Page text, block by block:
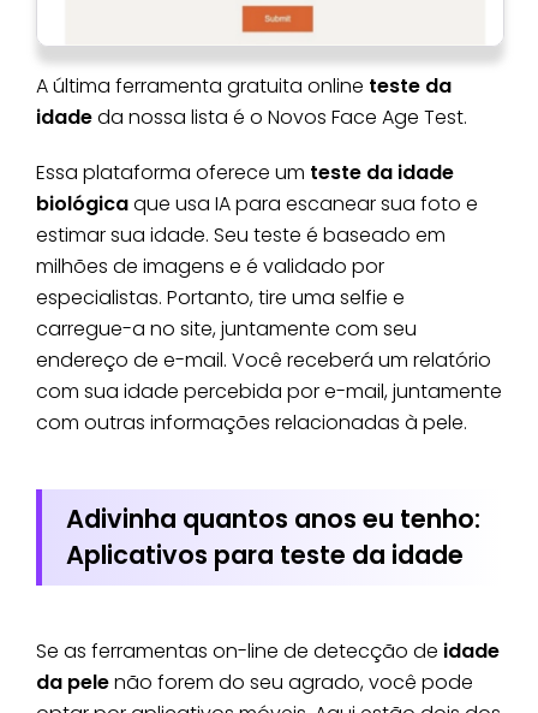
A última ferramenta gratuita online teste da
idadeda nossa lista é o Novos Face Age Test.
Essa plataforma oferece um teste da idade
biológicaque usa IA para escanear sua foto e
estimar sua idade. Seu teste é baseado em
milhões de imagens e é validado por
especialistas. Portanto, tire uma selfie e
carregue-a no site, juntamente com seu
endereço de e-mail. Você receberá um relatório
com sua idade percebida por e-mail, juntamente
com outras informações relacionadas à pele.
Adivinha quantos anos eu tenho:
Aplicativos para teste da idade
Se as ferramentas on-line de detecção de idade
da pelenão forem do seu agrado, você pode